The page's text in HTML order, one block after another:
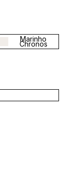
Marinho
Chronos